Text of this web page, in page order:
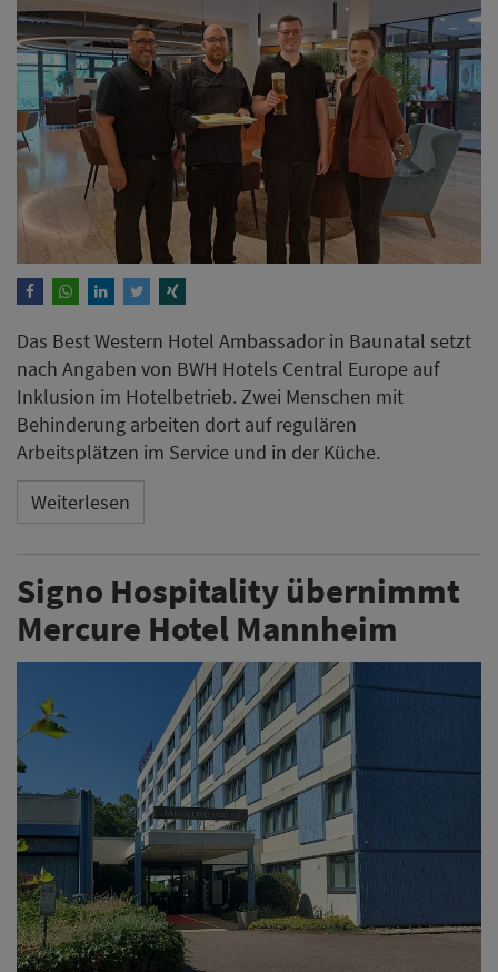
Das Best Western Hotel Ambassador in Baunatal setzt
nach Angaben von BWH Hotels Central Europe auf
Inklusion im Hotelbetrieb. Zwei Menschen mit
Behinderung arbeiten dort auf regulären
Arbeitsplätzen im Service und in der Küche.
Weiterlesen
Signo Hospitality übernimmt
Mercure Hotel Mannheim